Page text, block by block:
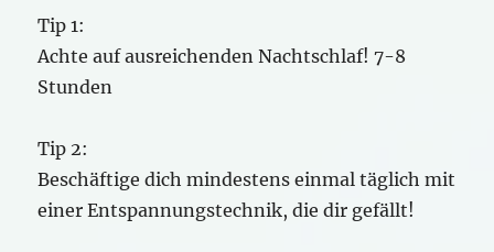
Tip 1:
Achte auf ausreichenden Nachtschlaf! 7-8
Stunden
Tip 2:
Beschäftige dich mindestens einmal täglich mit
einer Entspannungstechnik, die dir gefällt!